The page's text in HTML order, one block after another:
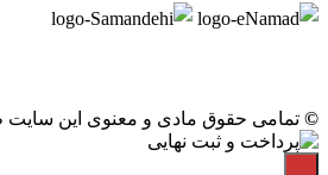
© تمامی حقوق مادی و معنوی این سایت